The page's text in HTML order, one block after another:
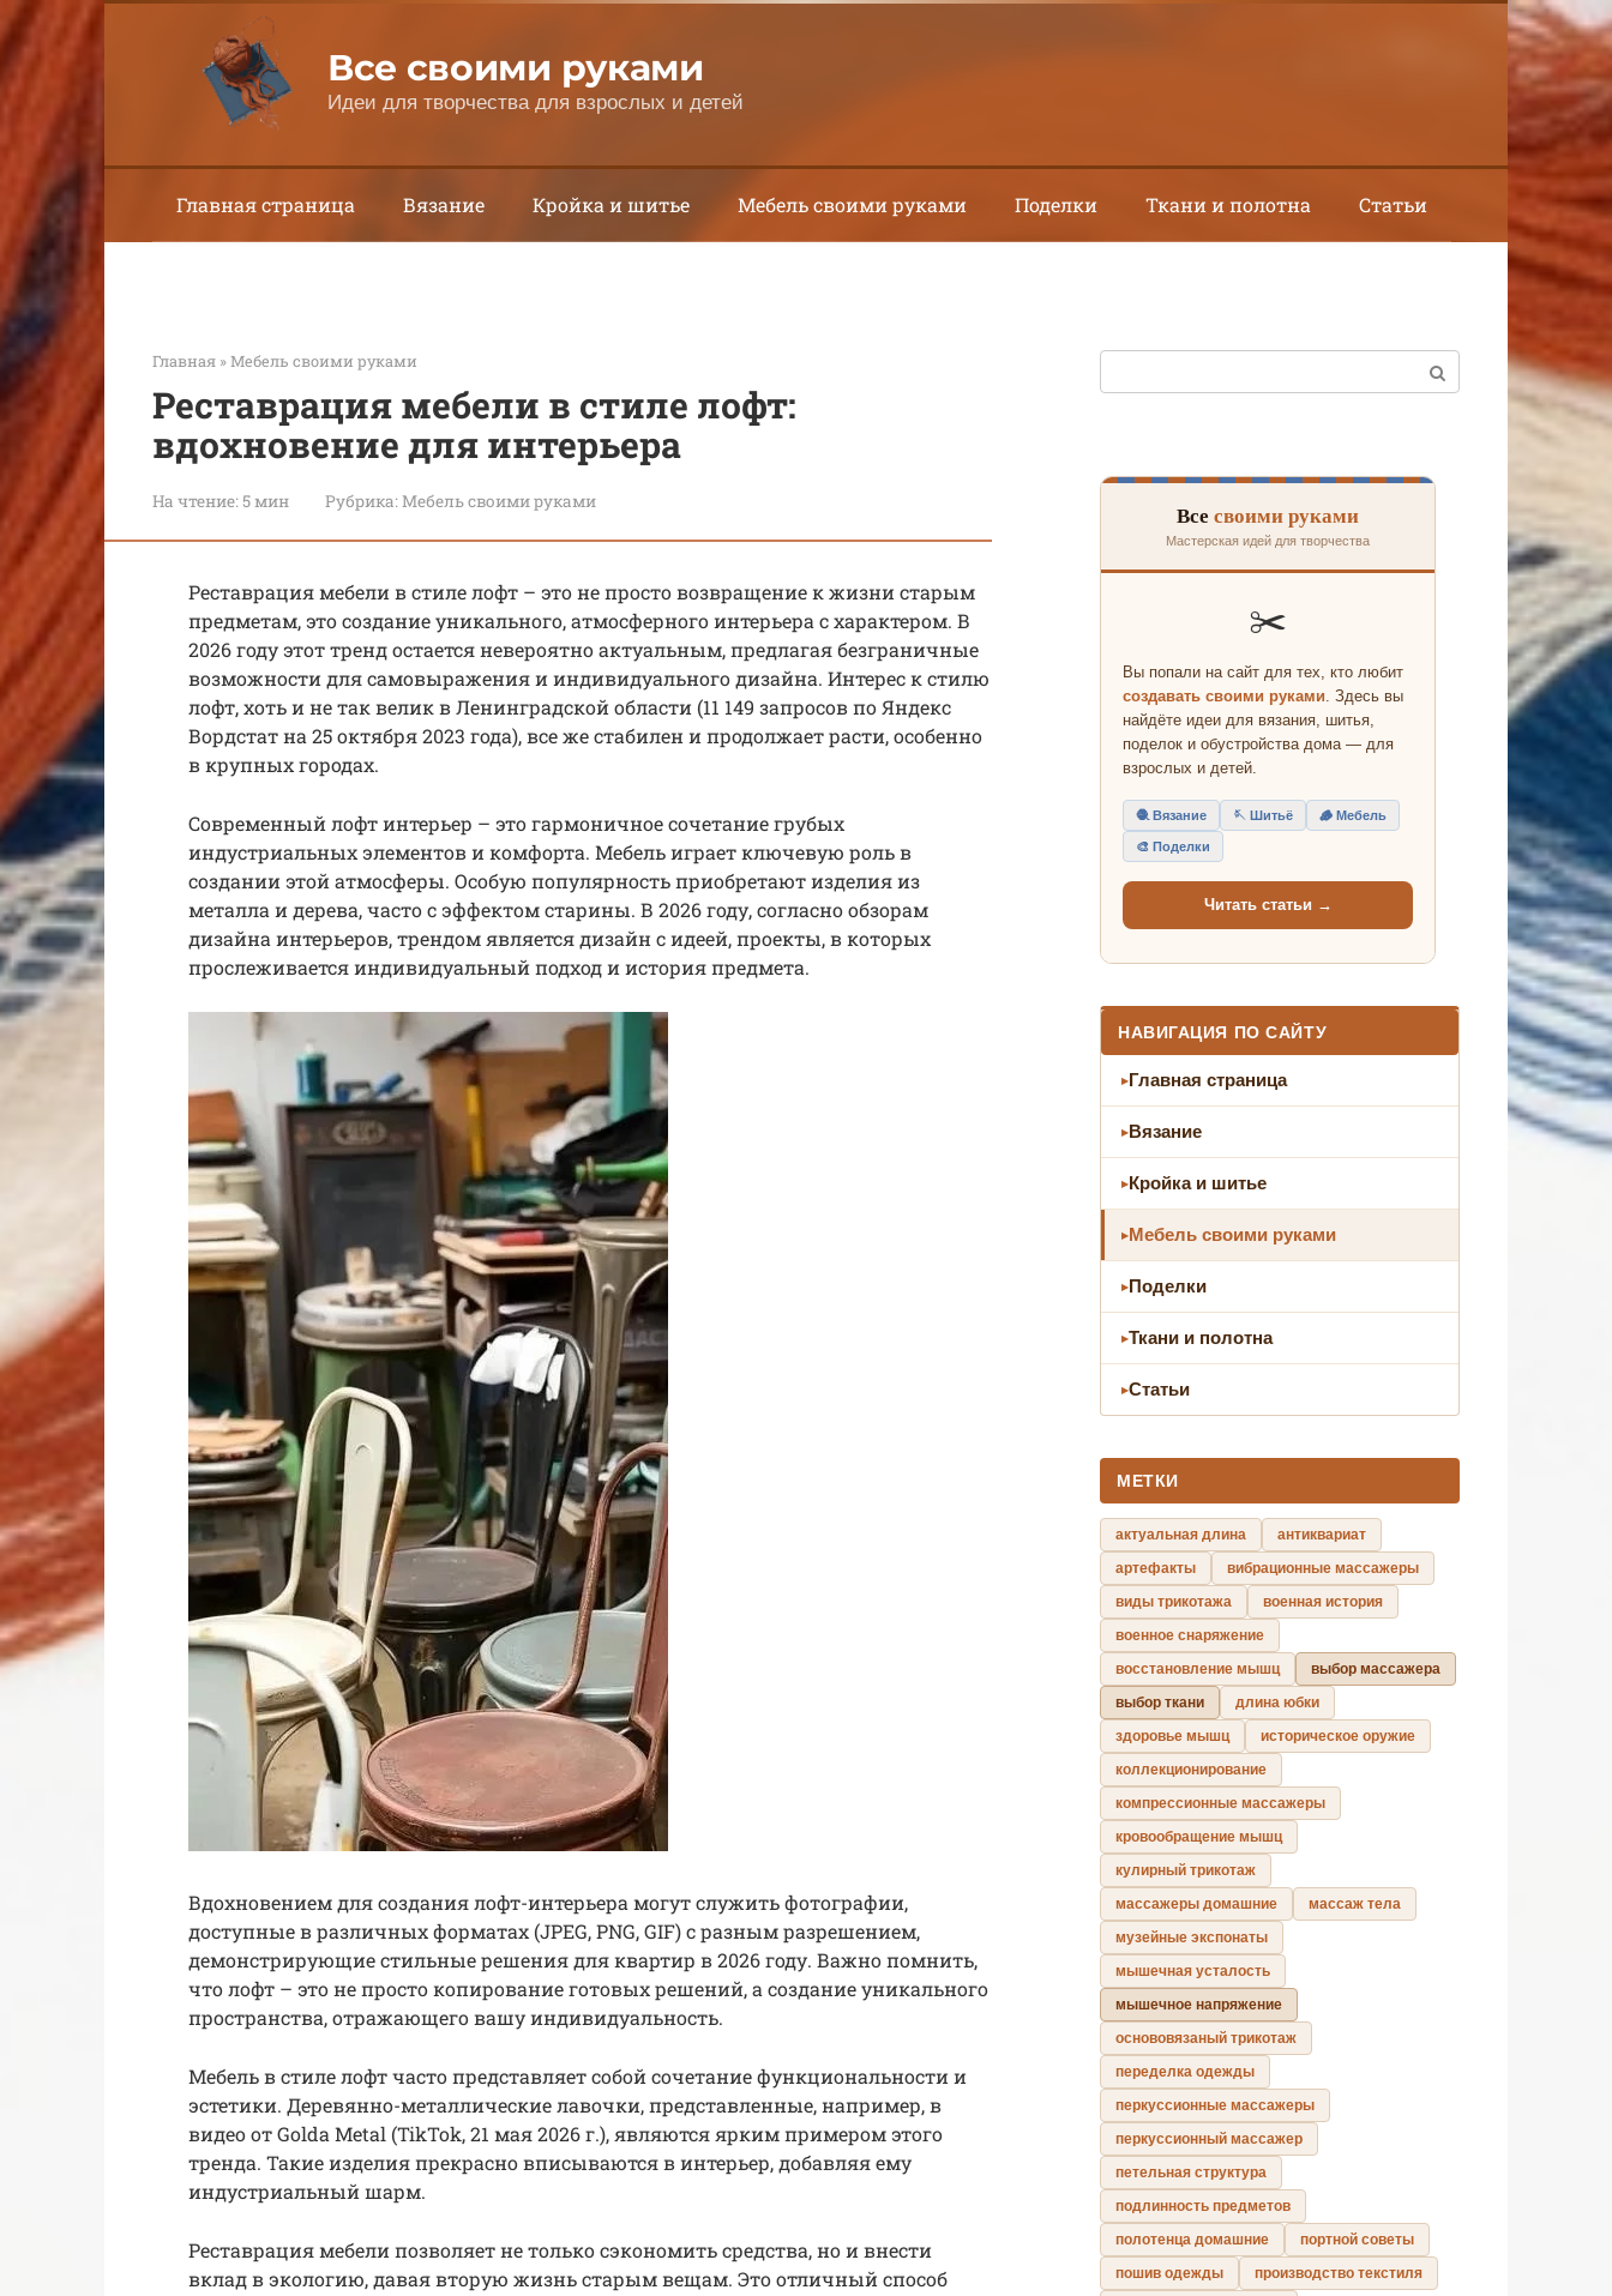
Перейти
к
контенту
Все своими руками
Идеи для творчества для взрослых и детей
Главная страница Вязание Кройка и шитье Мебель своими руками Поделки Ткани и полотна Статьи
Главная »Мебель своими руками
Реставрация мебели в стиле лофт:
вдохновение для интерьера
На чтение: 5 мин Рубрика:Мебель своими руками
Реставрация мебели в стиле лофт – это не просто возвращение к жизни старым
предметам, это создание уникального, атмосферного интерьера с характером. В
2026 году этот тренд остается невероятно актуальным, предлагая безграничные
возможности для самовыражения и индивидуального дизайна. Интерес к стилю
лофт, хоть и не так велик в Ленинградской области (11 149 запросов по Яндекс
Вордстат на 25 октября 2023 года), все же стабилен и продолжает расти, особенно
в крупных городах.
Современный лофт интерьер – это гармоничное сочетание грубых
индустриальных элементов и комфорта. Мебель играет ключевую роль в
создании этой атмосферы. Особую популярность приобретают изделия из
металла и дерева, часто с эффектом старины. В 2026 году, согласно обзорам
дизайна интерьеров, трендом является дизайн с идеей, проекты, в которых
прослеживается индивидуальный подход и история предмета.
Вдохновением для создания лофт-интерьера могут служить фотографии,
доступные в различных форматах (JPEG, PNG, GIF) с разным разрешением,
демонстрирующие стильные решения для квартир в 2026 году. Важно помнить,
что лофт – это не просто копирование готовых решений, а создание уникального
пространства, отражающего вашу индивидуальность.
Мебель в стиле лофт часто представляет собой сочетание функциональности и
эстетики. Деревянно-металлические лавочки, представленные, например, в
видео от Golda Metal (TikTok, 21 мая 2026 г.), являются ярким примером этого
тренда. Такие изделия прекрасно вписываются в интерьер, добавляя ему
индустриальный шарм.
Реставрация мебели позволяет не только сэкономить средства, но и внести
вклад в экологию, давая вторую жизнь старым вещам. Это отличный способ
Все своими руками
Мастерская идей для творчества
✂️
Вы попали на сайт для тех, кто любит
создавать своими руками. Здесь вы
найдёте идеи для вязания, шитья,
поделок и обустройства дома — для
взрослых и детей.
🧶 Вязание 🪡 Шитьё 🪵 Мебель
🎨 Поделки
Читать статьи →
НАВИГАЦИЯ ПО САЙТУ
Главная страница
Вязание
Кройка и шитье
Мебель своими руками
Поделки
Ткани и полотна
Статьи
МЕТКИ
актуальная длина
антиквариат
артефакты
вибрационные массажеры
виды трикотажа
военная история
военное снаряжение
восстановление мышц
выбор массажера
выбор ткани
длина юбки
здоровье мышц
историческое оружие
коллекционирование
компрессионные массажеры
кровообращение мышц
кулирный трикотаж
массажеры домашние
массаж тела
музейные экспонаты
мышечная усталость
мышечное напряжение
основовязаный трикотаж
переделка одежды
перкуссионные массажеры
перкуссионный массажер
петельная структура
подлинность предметов
полотенца домашние
портной советы
пошив одежды
производство текстиля